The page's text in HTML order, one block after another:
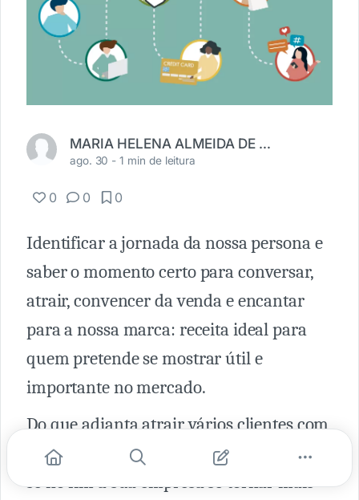
MARIA HELENA ALMEIDA DE ASSUNCAO
ago. 30 -1 min de leitura
0 0 0
Identificar a jornada da nossa persona e
saber o momento certo para conversar,
atrair, convencer da venda e encantar
para a nossa marca: receita ideal para
quem pretende se mostrar útil e
importante no mercado.
Do que adianta atrair vários clientes com
uma oferta bem abaixo dos concorrentes
se no fim a sua empresa se tornar mais